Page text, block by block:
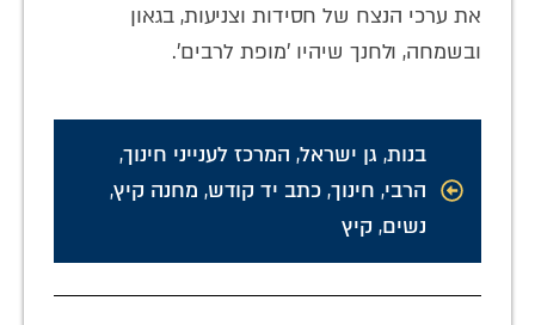
את ערכי הנצח של חסידות וצניעות, בגאון
ובשמחה, ולחנך שיהיו 'מופת לרבים'.
בנות, גן ישראל, המרכז לענייני חינוך,
הרבי, חינוך, כתב יד קודש, מחנה קיץ,
נשים, קיץ